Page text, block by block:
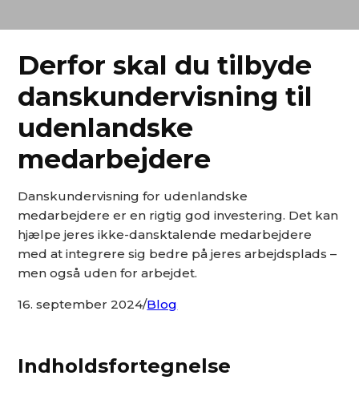
Derfor skal du tilbyde
danskundervisning til
udenlandske
medarbejdere
Danskundervisning for udenlandske
medarbejdere er en rigtig god investering. Det kan
hjælpe jeres ikke-dansktalende medarbejdere
med at integrere sig bedre på jeres arbejdsplads –
men også uden for arbejdet.
16. september 2024/Blog
Indholdsfortegnelse